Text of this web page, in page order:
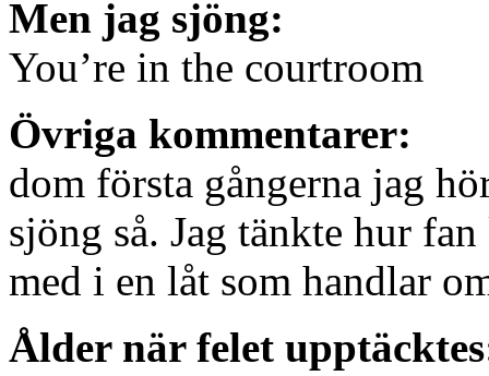
Men jag sjöng:
You’re in the courtroom
Övriga kommentarer:
dom första gångerna jag
sjöng så. Jag tänkte hur
med i en låt som handlar
Ålder när felet